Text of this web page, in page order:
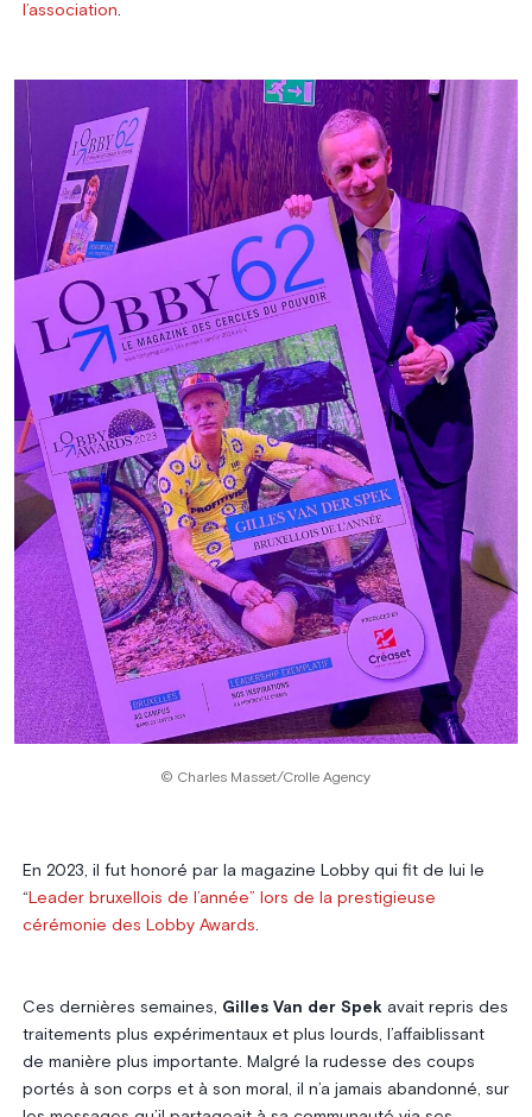
l’association
© Charles Masset/Crolle Agency
En 2023, il fut honoré par la magazine Lobby qui fit de lui le
“ Leader bruxellois de l’année” lors de la prestigieuse
cérémonie des Lobby Awards.
Ces dernières semaines, Gilles Van der Spekavait repris des
traitements plus expérimentaux et plus lourds, l’affaiblissant
de manière plus importante. Malgré la rudesse des coups
portés à son corps et à son moral, il n’a jamais abandonné, sur